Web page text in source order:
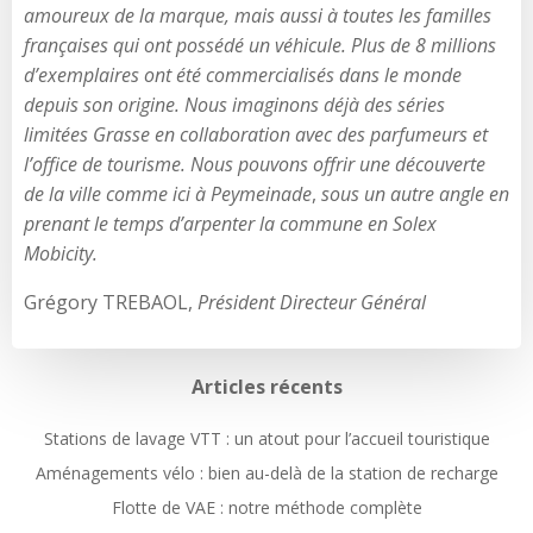
amoureux de la marque, mais aussi à toutes les familles
françaises qui ont possédé un véhicule. Plus de 8 millions
d’exemplaires ont été commercialisés dans le monde
depuis son origine. Nous imaginons déjà des séries
limitées Grasse en collaboration avec des parfumeurs et
l’office de tourisme. Nous pouvons offrir une découverte
de la ville comme ici à Peymeinade, sous un autre angle en
prenant le temps d’arpenter la commune en Solex
Mobicity.
Grégory TREBAOL, Président Directeur Général
Articles récents
Stations de lavage VTT : un atout pour l’accueil touristique
Aménagements vélo : bien au-delà de la station de recharge
Flotte de VAE : notre méthode complète